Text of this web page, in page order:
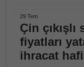
29 Tem
Çin
fiyatları
ihracat